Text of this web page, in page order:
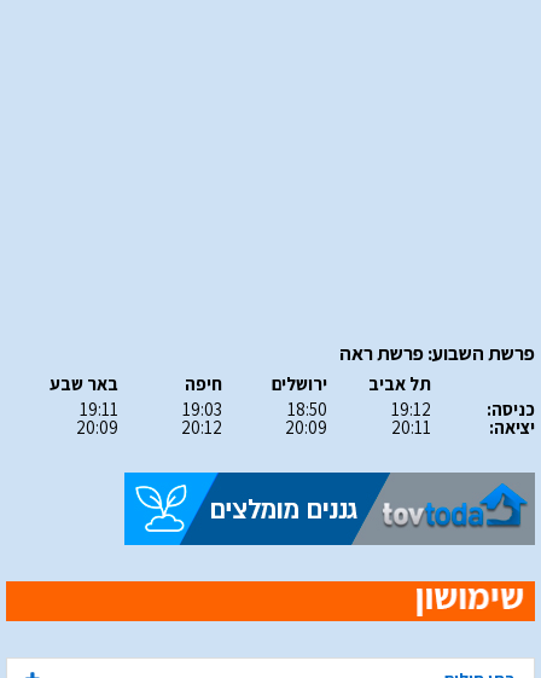
פרשת השבוע: פרשת ראה
כניסה:
יציאה:
תל אביב
19:12
20:11
ירושלים
18:50
20:09
חיפה
19:03
20:12
באר שבע
19:11
20:09